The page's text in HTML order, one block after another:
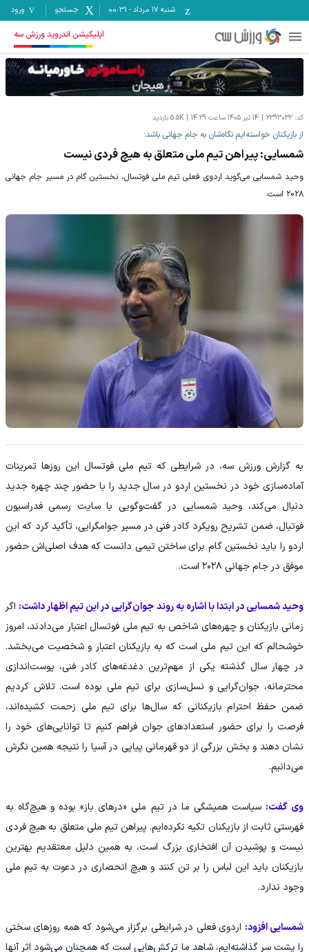
شنبه ۱۷ مرداد -
00:31 جستجو ورود
اپلیکیشن اندروید ورزش سه
کد: 2393032 14 تیر 1405 ساعت 14:29 5.5K بازدید
از بازیکنان خواسته‌ایم نگاه‌شان به جام جهانی باشد؛
شمسایی: پیراهن تیم ملی متعلق به هیچ فردی نیست
وحید شمسایی می‌گوید اردوی فعلی تیم ملی فوتسال، نخستین گام در مسیر جام جهانی
۲۰۲۸ است.
به گزارش ورزش سه، در شرایطی که تیم ملی فوتسال این روزها تمرینات
آماده‌سازی خود در نخستین اردو در سال جدید را با حضور چند چهره جدید
دنبال می‌کند، وحید شمسایی در گفت‌وگویی با سایت رسمی فدراسیون
فوتبال، ضمن تشریح رویکرد کادر فنی در مسیر جوامگرایی، تأکید کرد که این
اردو را باید نخستین گام برای ساختن تیمی دانست که هدف اصلی‌اش حضور
موفق در جام جهانی ۲۰۲۸ است.
وحید شمسایی در ابتدا با اشاره به روند جوان‌گرایی در این تیم اظهار داشت: اگر
زمانی بازیکنان و چهره‌های شاخص به تیم ملی فوتسال اعتبار می‌دادند، امروز
خوشحالم که این تیم ملی است که به بازیکنان اعتبار و شخصیت می‌بخشد.
در چهار سال گذشته یکی از مهم‌ترین دغدغه‌های کادر فنی، پوست‌اندازی
محترمانه، جوان‌گرایی و نسل‌سازی برای تیم ملی بوده است. تلاش کردیم
ضمن حفظ احترام بازیکنانی که سال‌ها برای تیم ملی زحمت کشیده‌اند،
فرصت را برای حضور استعدادهای جوان فراهم کنیم تا توانایی‌های خود را
نشان دهند و بخش بزرگی از دو قهرمانی پیاپی در آسیا را نتیجه همین نگرش
می‌دانیم.
وی گفت: سیاست همیشگی ما در تیم ملی «درهای باز» بوده و هیچ‌گاه به
فهرستی ثابت از بازیکنان تکیه نکرده‌ایم. پیراهن تیم ملی متعلق به هیچ فردی
نیست و پوشیدن آن افتخاری بزرگ است، به همین دلیل معتقدیم بهترین
بازیکنان باید این لباس را بر تن کنند و هیچ انحصاری در دعوت به تیم ملی
وجود ندارد.
شمسایی افزود: اردوی فعلی در شرایطی برگزار می‌شود که همه روزهای سختی
را پشت سر گذاشته‌ایم، شاهد ما ترکش‌هایی است که همچنان می‌شود اثر آنها